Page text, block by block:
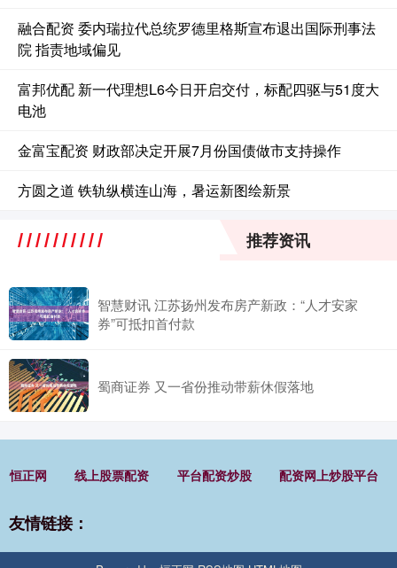
融合配资 委内瑞拉代总统罗德里格斯宣布退出国际刑事法
院 指责地域偏见
富邦优配 新一代理想L6今日开启交付，标配四驱与51度大
电池
金富宝配资 财政部决定开展7月份国债做市支持操作
方圆之道 铁轨纵横连山海，暑运新图绘新景
推荐资讯
智慧财讯 江苏扬州发布房产新政：“人才安家
券”可抵扣首付款
蜀商证券 又一省份推动带薪休假落地
恒正网 线上股票配资 平台配资炒股 配资网上炒股平台
友情链接：